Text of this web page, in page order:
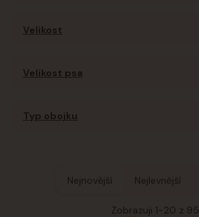
Velikost
Velikost psa
Typ obojku
Nejnovější Nejlevnější
Zobrazuji 1-20 z 95